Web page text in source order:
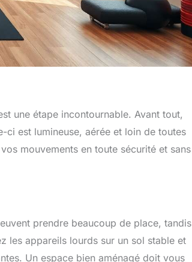
une étape incontournable. Avant tout,
ci est lumineuse, aérée et loin de toutes
mouvements en toute sécurité et sans
prendre beaucoup de place, tandis
les appareils lourds sur un sol stable et
Un espace bien aménagé doit vous